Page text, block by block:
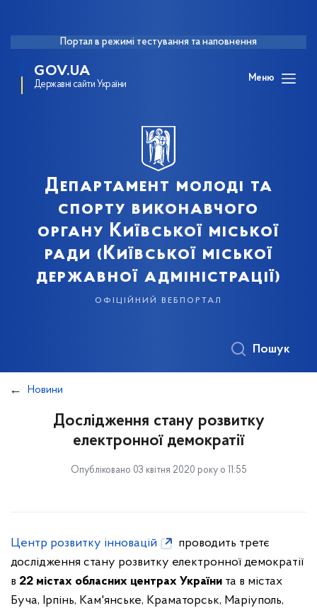
Портал в режимі тестування та наповнення
GOV.UA
Державні сайти України
Меню
Департамент молоді та
спорту виконавчого
органу Київської міської
ради (Київської міської
державної адміністрації)
офіційний вебпортал
Пошук
Новини
Дослідження стану розвитку
електронної демократії
Опубліковано 03 квітня 2020 року о 11:55
Центр розвитку інновацій
проводить ​третє
дослідження стану розвитку електронної демократії
в 22 містах обласних центрах України та в містах
Буча, Ірпінь, Кам'янське, Краматорськ, Маріуполь,